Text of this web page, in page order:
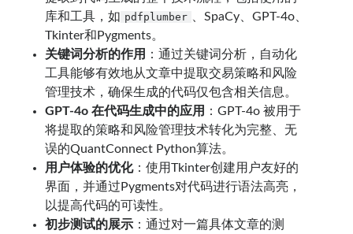
库和工具，如 pdfplumber
、SpaCy、GPT-4o、
Tkinter和Pygments。
关键词分析的作用
：通过关键词分析，自动化
工具能够有效地从文章中提取交易策略和风险
管理技术，确保生成的代码仅包含相关信息。
GPT-4o 在代码生成中的应用
：GPT-4o 被用于
将提取的策略和风险管理技术转化为完整、无
误的QuantConnect Python算法。
用户体验的优化：使用Tkinter创建用户友好的
界面，并通过Pygments对代码进行语法高亮，
以提高代码的可读性。
初步测试的展示 ：通过对一篇具体文章的测